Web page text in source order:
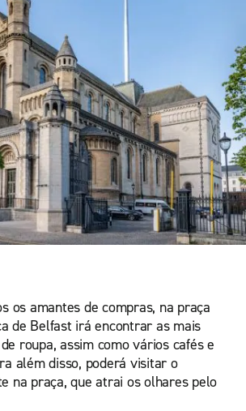
os amantes de compras, na praça
de Belfast irá encontrar as mais
roupa, assim como vários cafés e
além disso, poderá visitar o
na praça, que atrai os olhares pelo